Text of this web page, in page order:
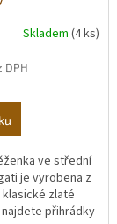
Skladem (4 ks)
DPH
ve střední
je vyrobena z
zlaté
přihrádky